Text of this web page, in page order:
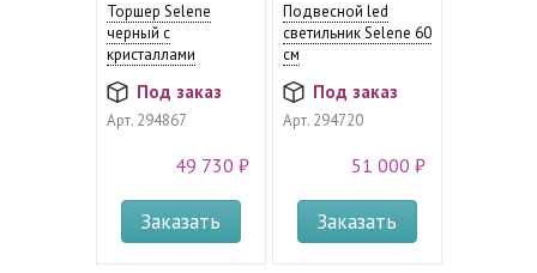
Торшер Selene
черный с
кристаллами
Под заказ
Арт.294867
49 730 ₽
Заказать
Подвесной led
светильник Selene 60
см
Под заказ
Арт.294720
51 000 ₽
Заказать